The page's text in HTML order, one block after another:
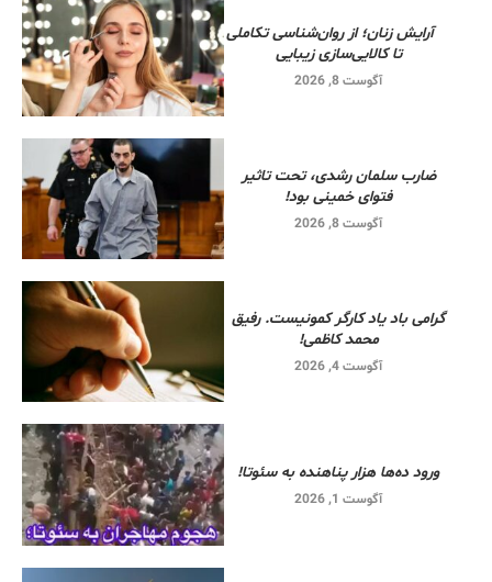
آرایش زنان؛ از روان‌شناسی تکاملی
تا کالایی‌سازی زیبایی
آگوست 8, 2026
ضارب سلمان رشدی، تحت تاثیر
فتوای خمینی بود!
آگوست 8, 2026
گرامی باد یاد کارگر کمونیست. رفیق
محمد کاظمی!
آگوست 4, 2026
ورود ده‌ها هزار پناهنده به سئوتا!
آگوست 1, 2026